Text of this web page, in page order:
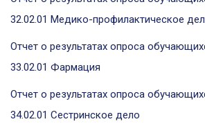
32.02.01 Медико-профилактическое
Отчет о результатах опроса
33.02.01 Фармация
Отчет о результатах опроса
34.02.01 Сестринское дело